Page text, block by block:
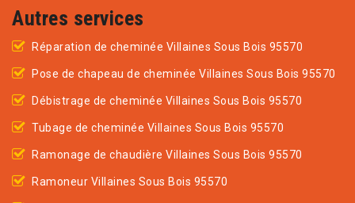
Autres services
Réparation de cheminée Villaines Sous Bois 95570
Pose de chapeau de cheminée Villaines Sous Bois 95570
Débistrage de cheminée Villaines Sous Bois 95570
Tubage de cheminée Villaines Sous Bois 95570
Ramonage de chaudière Villaines Sous Bois 95570
Ramoneur Villaines Sous Bois 95570